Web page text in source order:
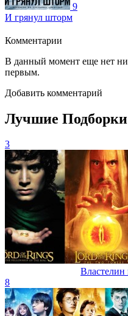
9
И грянул шторм
Комментарии
В данный момент еще нет ни
первым.
Добавить комментарий
Лучшие Подборки
3
Властелин
8